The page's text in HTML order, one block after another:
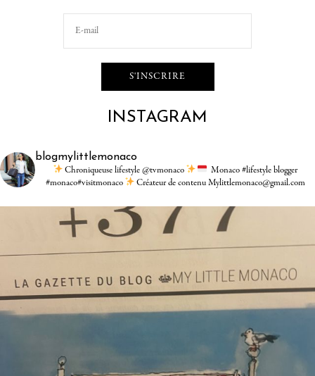
INSTAGRAM
blogmylittlemonaco
Chroniqueuse lifestyle @tvmonaco
Monaco #lifestyle blogger
#monaco#visitmonaco
Créateur de contenu Mylittlemonaco@gmail.com